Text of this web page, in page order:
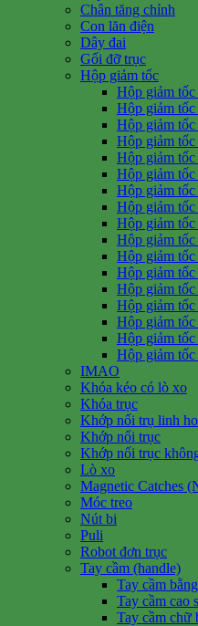
Chân tăng chỉnh
Con lăn điện
Dây đai
Gối đỡ trục
Hộp giảm tốc
Hộp giảm tốc
Hộp giảm
Hộp giảm tốc
Hộp giảm tốc
Hộp giảm
Hộp giảm tốc
Hộp giảm
Hộp giảm tốc
Hộp giảm
Hộp giảm
Hộp giảm
Hộp giảm
Hộp giảm
Hộp giảm
Hộp giảm
Hộp giảm
Hộp giảm
IMAO
Khóa kéo có lò xo
Khóa trục
Khớp nối trụ linh
Khớp nối trục
Khớp nối trục
Lò xo
Magnetic Catches
Móc treo
Nút bi
Puli
Robot đơn trục
Tay cầm (handle)
Tay cầm
Tay cầm cao
Tay cầm chữ